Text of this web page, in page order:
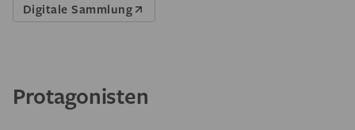
Digitale Sammlung
Protagonisten